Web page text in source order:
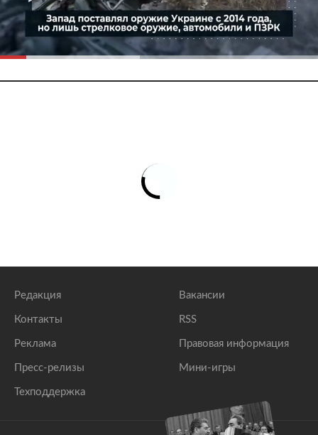
Редакция
Контакты
Реклама
Пресс-релизы
Техподдержка
Вакансии
RSS
Правовая информация
Мини-игры